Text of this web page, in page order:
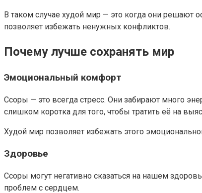
В таком случае худой мир — это когда они решают
позволяет избежать ненужных конфликтов.
Почему лучше сохранять мир
Эмоциональный комфорт
Ссоры — это всегда стресс. Они забирают много
слишком коротка для того, чтобы тратить её на
Худой мир позволяет избежать этого
Здоровье
Ссоры могут негативно сказаться на нашем
проблем с сердцем.